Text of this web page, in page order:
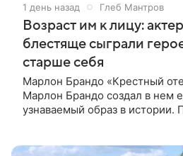
1 день назад Глеб Мантров
Возраст им к лицу:
блестяще сыграли
старше себя
Марлон Брандо «Крестный
Марлон Брандо создал в нем
узнаваемый образ в истории.